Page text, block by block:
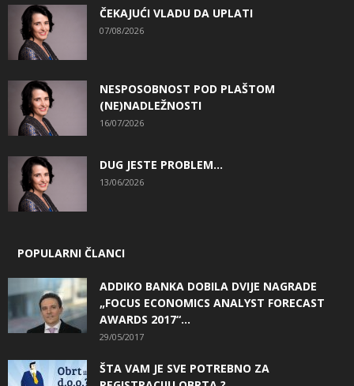
ČEKAJUĆI VLADU DA UPLATI
07/08/2026
NESPOSOBNOST POD PLAŠTOM
(NE)NADLEŽNOSTI
16/07/2026
DUG JESTE PROBLEM…
13/06/2026
POPULARNI ČLANCI
ADDIKO BANKA DOBILA DVIJE NAGRADE
„FOCUS ECONOMICS ANALYST FORECAST
AWARDS 2017“...
29/05/2017
ŠTA VAM JE SVE POTREBNO ZA